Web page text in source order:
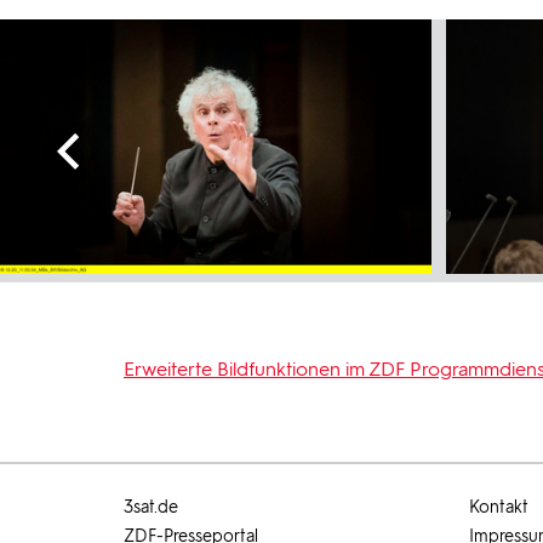
Erweiterte Bildfunktionen im ZDF
3sat.de
ZDF-Presseportal
Kontakt